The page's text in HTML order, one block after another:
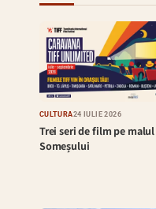
CULTURĂ24 IULIE 2026
Trei seri de film pe malul
Someșului